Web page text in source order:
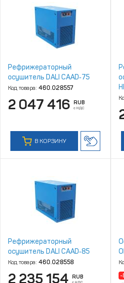
Рефрижераторный
осушитель DALI CAAD‑75
Код товара: 460.028557
2 047 416 RUB
с НДС
В КОРЗИНУ
Рефрижераторный
осушитель DALI CAAD‑85
Код товара: 460.028558
2 235 154 RUB
с НДС
-